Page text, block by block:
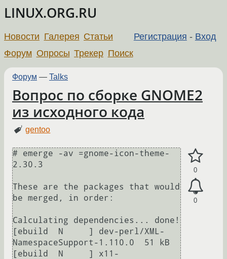
LINUX.ORG.RU
Регистрация - Вход
Новости Галерея Статьи
Форум Опросы Трекер Поиск
Форум — Talks
Вопрос по сборке GNOME2
из исходного кода
gentoo
0
0
# emerge -av =gnome-icon-theme-
2.30.3
These are the packages that would
be merged, in order:
Calculating dependencies... done!
[ebuild  N     ] dev-perl/XML-
NamespaceSupport-1.110.0  51 kB
[ebuild  N     ] x11-